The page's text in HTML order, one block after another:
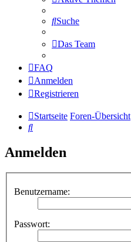
Suche
Das Team
FAQ
Anmelden
Registrieren
Startseite Foren-Übersicht
Suche
Anmelden
Benutzername:
Passwort: